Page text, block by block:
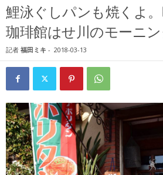
鯉泳ぐしパンも焼くよ
珈琲館はせ川のモーニ
記者 福田ミキ - 2018-03-13